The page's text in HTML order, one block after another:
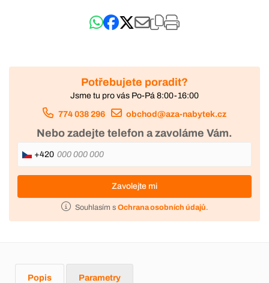
Potřebujete poradit?
Jsme tu pro vás Po-Pá 8:00-16:00
774 038 296 obchod@aza-nabytek.cz
Nebo zadejte telefon a zavoláme Vám.
+420
Zavolejte mi
Souhlasím s Ochrana osobních údajů.
Popis Parametry